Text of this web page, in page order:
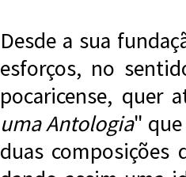
Desde a sua
esforços, no
pocaricense, quer
uma Antologia" que
duas composições